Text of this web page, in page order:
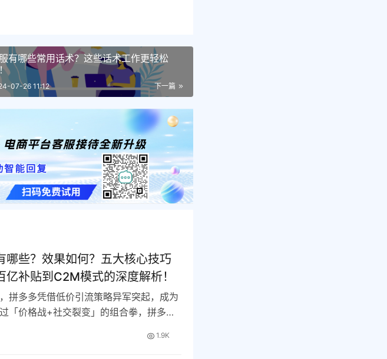
有哪些常用话术？这些话术工作更轻松
下一篇
07-26 11:12
哪些？效果如何？五大核心技巧
补贴到C2M模式的深度解析！
拼多多凭借低价引流策略异军突起，成为
「价格战+社交裂变」的组合拳，拼多多
1.9K